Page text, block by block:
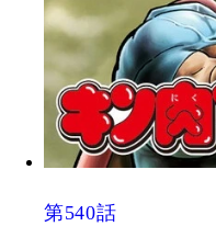
第540話